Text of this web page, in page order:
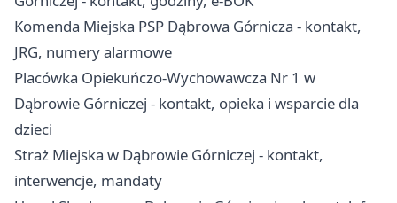
Komenda Miejska PSP Dąbrowa Górnicza - kontakt,
JRG, numery alarmowe
Placówka Opiekuńczo-Wychowawcza Nr 1 w
Dąbrowie Górniczej - kontakt, opieka i wsparcie dla
dzieci
Straż Miejska w Dąbrowie Górniczej - kontakt,
interwencje, mandaty